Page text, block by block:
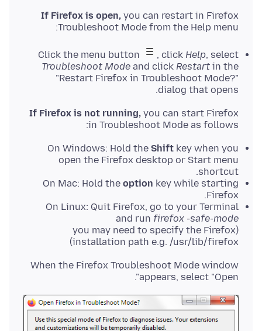
If Firefox is open, you can restart in Firefox
Troubleshoot Mode from the Help menu:
Click the menu button , click Help, select
Troubleshoot Mode and click Restart in the
"Restart Firefox in Troubleshoot Mode?"
dialog that opens.
If Firefox is not running, you can start Firefox
in Troubleshoot Mode as follows:
On Windows: Hold the Shift key when you
open the Firefox desktop or Start menu
shortcut.
On Mac: Hold the option key while starting
Firefox.
On Linux: Quit Firefox, go to your Terminal
and run firefox -safe-mode
(you may need to specify the Firefox
installation path e.g. /usr/lib/firefox)
When the Firefox Troubleshoot Mode window
appears, select "Open".